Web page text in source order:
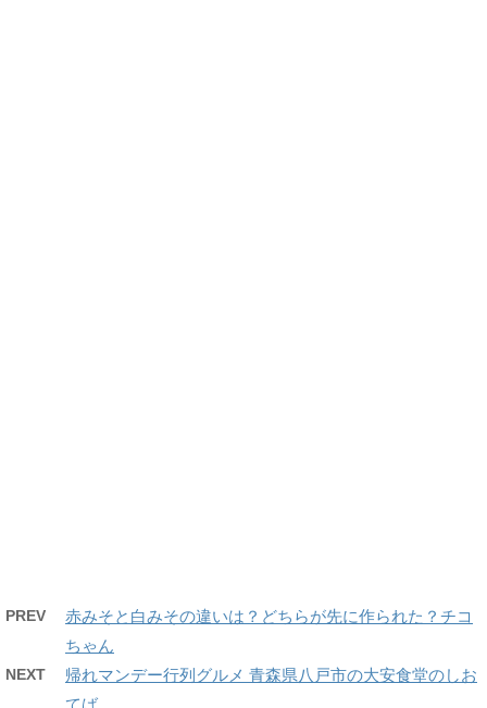
PREV
赤みそと白みその違いは？どちらが先に作られた？チコ
ちゃん
NEXT
帰れマンデー行列グルメ 青森県八戸市の大安食堂のしお